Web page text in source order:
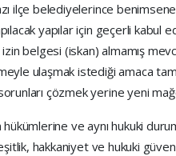
ilçe belediyelerince
yapılar için geçerli kabul
belgesi (iskan) almamış
ulaşmak istediği amaca
çözmek yerine yeni
hükümlerine ve aynı hukuki
hakkaniyet ve hukuki